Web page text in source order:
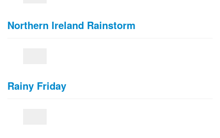
Northern Ireland Rainstorm
Rainy Friday